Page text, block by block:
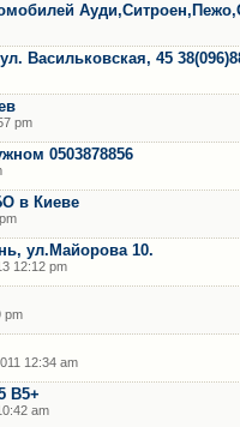
Васильковская, 45
pm
0503878856
в Киеве
ул.Майорова 10.
12:12 pm
pm
12:34 am
B5+
am